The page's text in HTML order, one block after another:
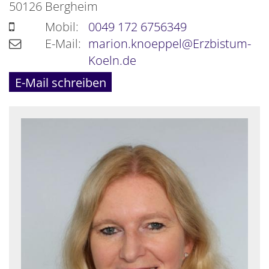
50126 Bergheim
Mobil:
0049 172 6756349
E-Mail: marion.knoeppel@Erzbistum-
Koeln.de
E-Mail schreiben